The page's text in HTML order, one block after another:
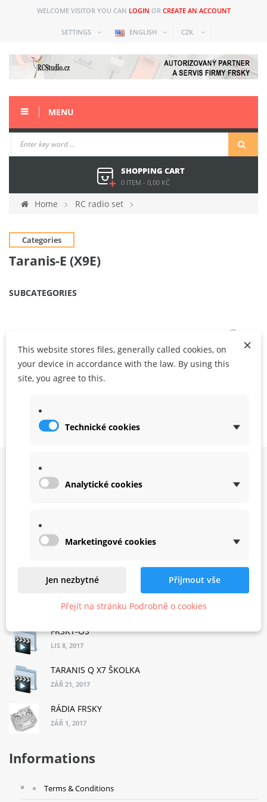
WELCOME VISITOR YOU CAN LOGIN OR CREATE AN ACCOUNT
SETTINGS ENGLISH CZK
MENU
SHOPPING CART
0 ITEM - 0,00 KČ
Home
RC radio set
Categories
Taranis-E (X9E)
SUBCATEGORIES
Arcticles
BŘE 22, 2019
FRSKY-OS
LIS 8, 2017
TARANIS Q X7 ŠKOLKA
ZÁŘ 21, 2017
RÁDIA FRSKY
ZÁŘ 1, 2017
Informations
Terms & Conditions
×
This website stores files, generally called cookies, on
your device in accordance with the law. By using this
site, you agree to this.
Technické cookies
Analytické cookies
Marketingové cookies
Jen nezbytné Přijmout vše
Přejít na stránku Podrobně o cookies